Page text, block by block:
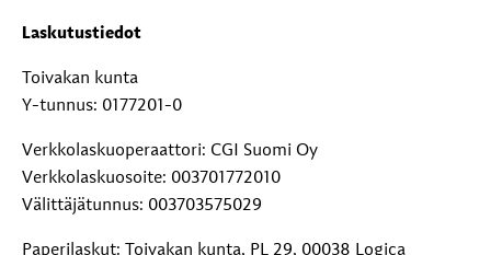
Laskutustiedot
Toivakan kunta
Y-tunnus: 0177201-0
Verkkolaskuoperaattori: CGI Suomi Oy
Verkkolaskuosoite: 003701772010
Välittäjätunnus: 003703575029
Paperilaskut: Toivakan kunta, PL 29, 00038 Logica